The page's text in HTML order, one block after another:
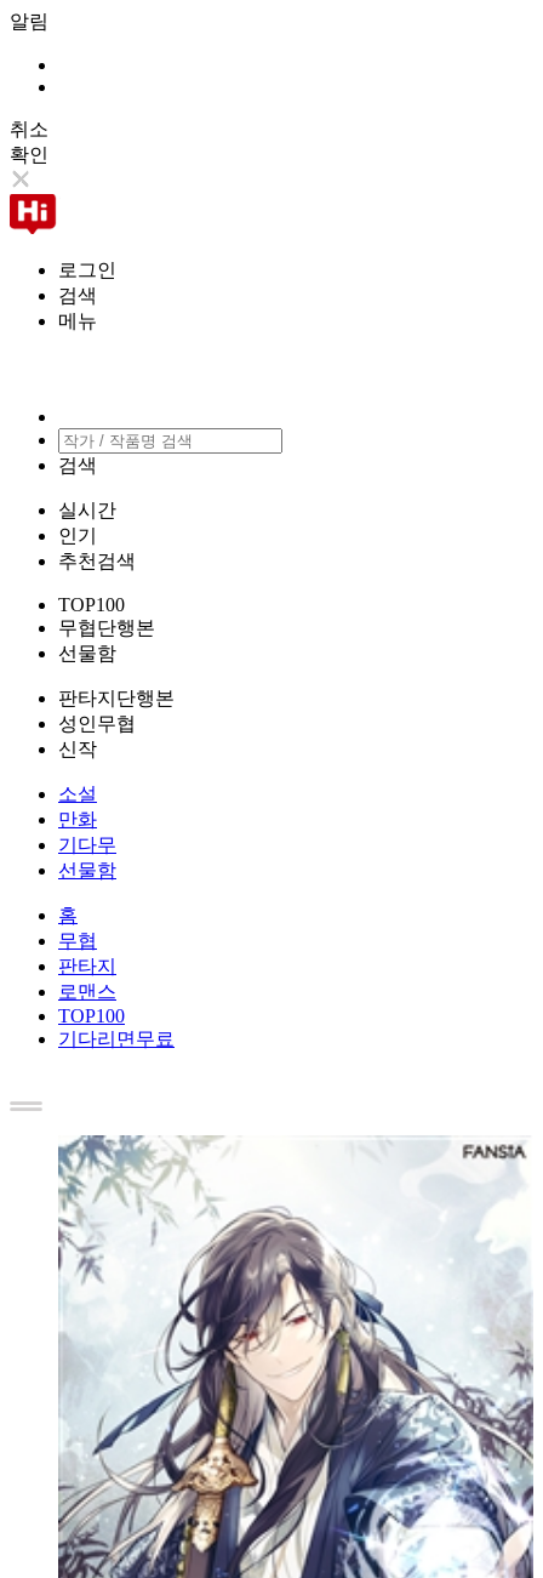
알림
취소
확인
로그인
검색
메뉴
검색
실시간
인기
추천검색
TOP100
무협단행본
선물함
판타지단행본
성인무협
신작
소설
만화
기다무
선물함
홈
무협
판타지
로맨스
TOP100
기다리면무료